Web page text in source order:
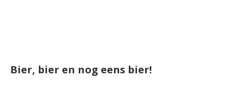
Bier, bier en nog eens bier!